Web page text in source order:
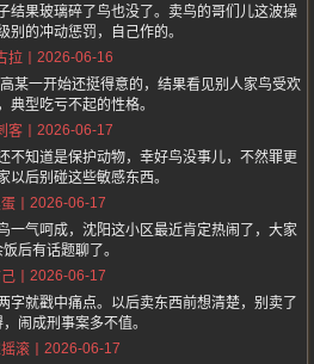
结果玻璃碎了鸟也没了。卖鸟的哥们儿这波操
别的冲动惩罚，自己作的。
拉
2026-06-16
某一开始还挺得意的，结果看见别人家鸟受欢
典型吃亏不起的性格。
客
2026-06-17
不知道是保护动物，幸好鸟没事儿，不然罪更
以后别碰这些敏感东西。
2026-06-17
一气呵成，沈阳这小区最近肯定热闹了，大家
后有话题聊了。
2026-06-17
字就戳中痛点。以后卖东西前想清楚，别卖了
闹成刑事案多不值。
滚
2026-06-17